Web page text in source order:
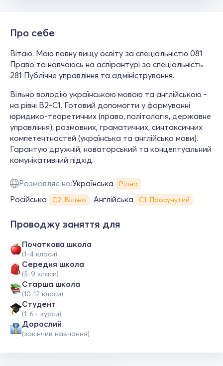
Про себе
Вітаю. Маю повну вищу освіту за спеціальністю 081
Право та навчаюсь на аспірантурі за спеціальність
281 Публічне управління та адміністрування.
Вільно володію українською мовою та англійською -
на рівні B2-C1. Готовий допомогти у формуванні
юридико-теоретичних (право, політологія, державне
управління), розмовних, граматичних, синтаксичних
компетентностей (українська та англійська мови).
Гарантую дружній, новаторський та концептуальний
комунікативний підхід.
Розмовляє на:Українська Рідна
Російська С2: Вільно Англійська С1: Просунутий
Проводжу заняття для
Початкова школа
(1-4 класи)
Середня школа
(5-9 класи)
Старша школа
(10-12 класи)
Студент
(1-6+ курси)
Дорослий
(закінчив навчання)